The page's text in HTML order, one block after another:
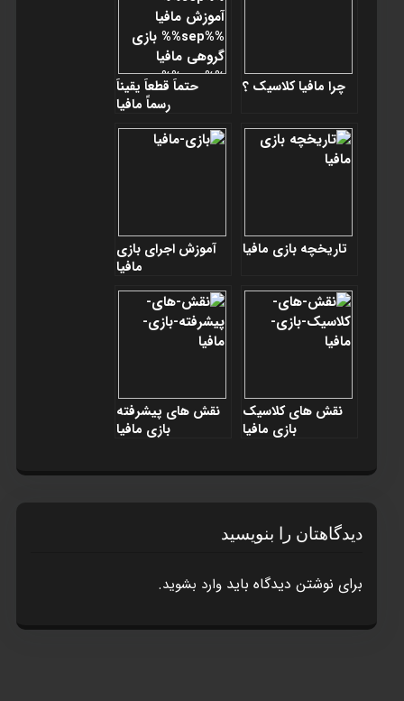
چرا مافيا کلاسيک ؟
حتماً قطعاً یقیناً
رسماً مافيا
تاريخچه بازی مافيا
آموزش اجرای بازی
مافيا
نقش های کلاسيک
بازی مافيا
نقش های پيشرفته
بازی مافيا
دیدگاهتان را بنویسید
برای نوشتن دیدگاه بایدوارد بشوید.